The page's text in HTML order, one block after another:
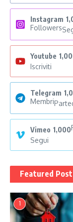
Instagram
Followers
Youtube
Iscriviti
Telegram
Membri
Vimeo 1,000
Segui
Featured
1